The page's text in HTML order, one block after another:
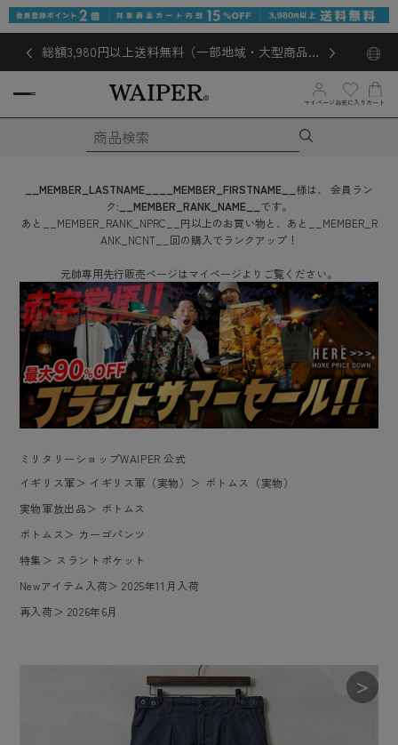
総額3,980円以上送料無料（一部地域・大型商品対
マイページ お気に入り カート
__MEMBER_LASTNAME__ __MEMBER_FIRSTNAME__ 様は、
会員ラン
ク: __MEMBER_RANK_NAME__ です。
あと
__MEMBER_RANK_NPRC__ 円以上のお買い物と、あと
__MEMBER_R
ANK_NCNT__ 回の購入でランクアップ！
元帥専用先行販売ページはマイページよりご覧ください。
ミリタリーショップWAIPER 公式
イギリス軍＞ イギリス軍（実物） ＞ ボトムス（実物）
実物軍放出品＞ ボトムス
ボトムス ＞ カーゴパンツ
特集 ＞ スラントポケット
Newアイテム入荷＞2025年11月入荷
再入荷＞ 2026年6月
＞